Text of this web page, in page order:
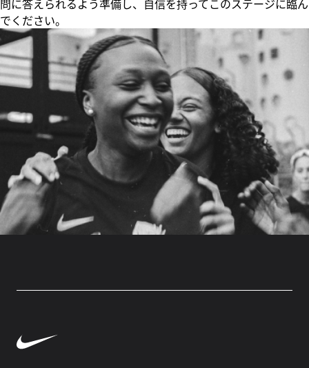
問に答えられるよう準備し、自信を持ってこのステージに臨ん
でください。